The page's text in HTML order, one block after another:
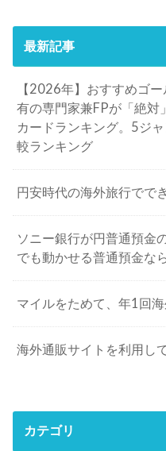
最新記事
【2026年】おすすめゴ
有の専門家兼FPが「絶対
カードランキング。5ジ
較ランキング
円安時代の海外旅行でで
ソニー銀行が円普通預金
でも動かせる普通預金な
マイルをためて、年1回
海外通販サイトを利用し
カテゴリ